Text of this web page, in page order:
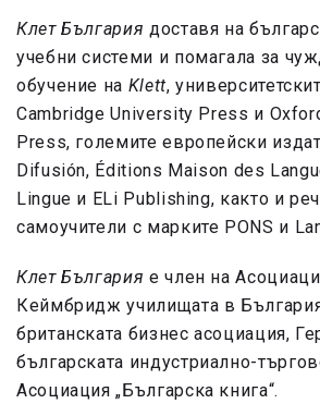
Клет България доставя на
учебни системи и помагала за
обучение на Klett,
Cambridge University Press и
Press, големите европейски
Difusión, Éditions Maison des
Lingue и ELi Publishing, както и
самоучители с марките PONS и
Клет България е член на
Кеймбридж училищата в
британската бизнес асоциация,
българската индустриално-
Асоциация „Българска книга“.